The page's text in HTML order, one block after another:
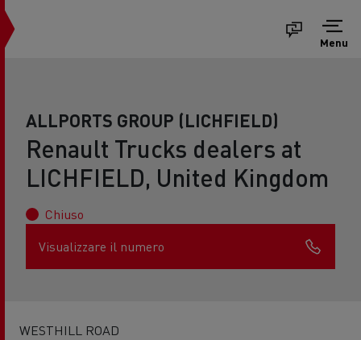
Menu
ALLPORTS GROUP (LICHFIELD)
Renault Trucks dealers at
LICHFIELD, United Kingdom
Chiuso
Visualizzare il numero
WESTHILL ROAD